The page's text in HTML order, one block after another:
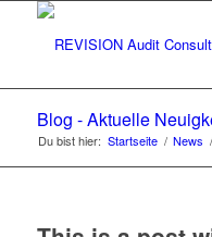
Blog - Aktuelle
Du bist hier: Startseite / News /